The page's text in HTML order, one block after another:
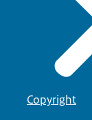
Copyright